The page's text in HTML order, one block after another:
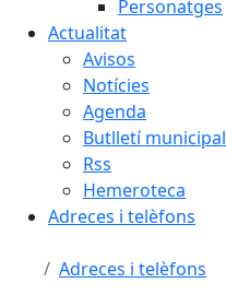
Personatges
Actualitat
Avisos
Notícies
Agenda
Butlletí municipal
Rss
Hemeroteca
Adreces i telèfons
Adreces i telèfons